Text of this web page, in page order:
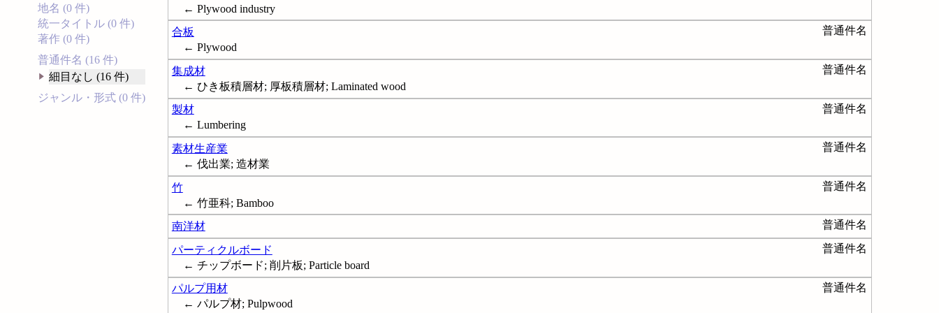
地名 (0 件)
統一タイトル (0 件)
著作 (0 件)
普通件名 (16 件)
細目なし (16 件)
ジャンル・形式 (0 件)
← Plywood industry
合板
普通件名
← Plywood
集成材
普通件名
← ひき板積層材; 厚板積層材; Laminated wood
製材
普通件名
← Lumbering
素材生産業
普通件名
← 伐出業; 造材業
竹
普通件名
← 竹亜科; Bamboo
南洋材
普通件名
パーティクルボード
普通件名
← チップボード; 削片板; Particle board
パルプ用材
普通件名
← パルプ材; Pulpwood